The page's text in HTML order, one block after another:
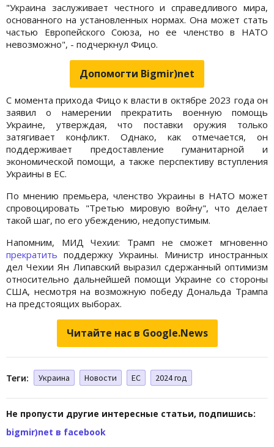
"Украина заслуживает честного и справедливого мира,
основанного на установленных нормах. Она может стать
частью Европейского Союза, но ее членство в НАТО
невозможно", - подчеркнул Фицо.
Допомогти Bigmir)net
С момента прихода Фицо к власти в октябре 2023 года он
заявил о намерении прекратить военную помощь
Украине, утверждая, что поставки оружия только
затягивает конфликт. Однако, как отмечается, он
поддерживает предоставление гуманитарной и
экономической помощи, а также перспективу вступления
Украины в ЕС.
По мнению премьера, членство Украины в НАТО может
спровоцировать "Третью мировую войну", что делает
такой шаг, по его убеждению, недопустимым.
Напомним, МИД Чехии: Трамп не сможет мгновенно
прекратить поддержку Украины. Министр иностранных
дел Чехии Ян Липавский выразил сдержанный оптимизм
относительно дальнейшей помощи Украине со стороны
США, несмотря на возможную победу Дональда Трампа
на предстоящих выборах.
Читайте нас в Google.News
Теги: Украина Новости ЕС 2024 год
Не пропусти другие интересные статьи, подпишись:
bigmir)net в facebook